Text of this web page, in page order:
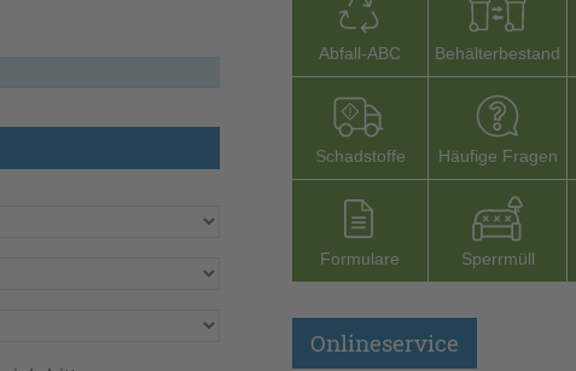
Abfall-­ABC Behälterbestand
Schadstoffe Häufige Fragen
Formu­lare Sperr­müll
Onlineservice